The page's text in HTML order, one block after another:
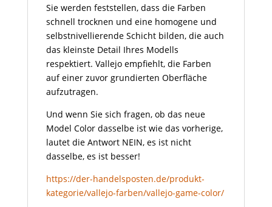
Sie werden feststellen, dass die Farben
schnell trocknen und eine homogene und
selbstnivellierende Schicht bilden, die auch
das kleinste Detail Ihres Modells
respektiert. Vallejo empfiehlt, die Farben
auf einer zuvor grundierten Oberfläche
aufzutragen.
Und wenn Sie sich fragen, ob das neue
Model Color dasselbe ist wie das vorherige,
lautet die Antwort NEIN, es ist nicht
dasselbe, es ist besser!
https://der-handelsposten.de/produkt-
kategorie/vallejo-farben/vallejo-game-color/